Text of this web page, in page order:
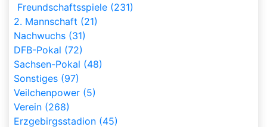
Freundschaftsspiele (231)
2. Mannschaft (21)
Nachwuchs (31)
DFB-Pokal (72)
Sachsen-Pokal (48)
Sonstiges (97)
Veilchenpower (5)
Verein (268)
Erzgebirgsstadion (45)